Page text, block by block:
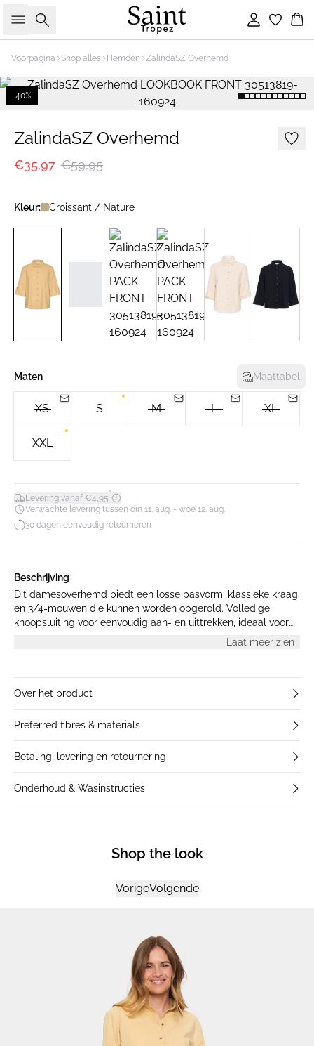
Zoeken Inloggen
Voorpagina Shop alles Hemden ZalindaSZ Overhemd
-40%
ZalindaSZ Overhemd
€35,97 €59,95
Kleur: Croissant / Nature
Maten Maattabel
XS S M L XL
XXL
Levering vanaf €4,95*
Verwachte levering tussen din 11. aug. - woe 12. aug.
30 dagen eenvoudig retourneren
Beschrijving
Dit damesoverhemd biedt een losse pasvorm, klassieke kraag
en 3/4-mouwen die kunnen worden opgerold. Volledige
knoopsluiting voor eenvoudig aan- en uittrekken, ideaal voor
Laat meer zien
Over het product
Preferred fibres & materials
Betaling, levering en retournering
Onderhoud & Wasinstructies
Shop the look
VorigeVolgende